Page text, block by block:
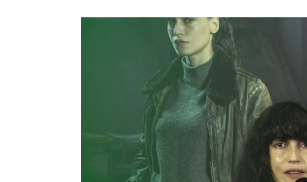
La historia continúa... adelántate al